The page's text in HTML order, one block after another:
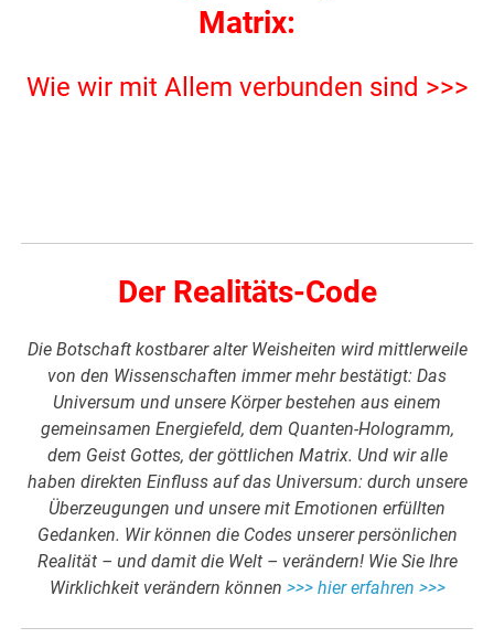
Matrix:
Wie wir mit Allem verbunden sind >>>
Der Realitäts-Code
Die Botschaft kostbarer alter Weisheiten wird mittlerweile
von den Wissenschaften immer mehr bestätigt: Das
Universum und unsere Körper bestehen aus einem
gemeinsamen Energiefeld, dem Quanten-Hologramm,
dem Geist Gottes, der göttlichen Matrix. Und wir alle
haben direkten Einfluss auf das Universum: durch unsere
Überzeugungen und unsere mit Emotionen erfüllten
Gedanken. Wir können die Codes unserer persönlichen
Realität – und damit die Welt – verändern! Wie Sie Ihre
Wirklichkeit verändern können >>> hier erfahren >>>